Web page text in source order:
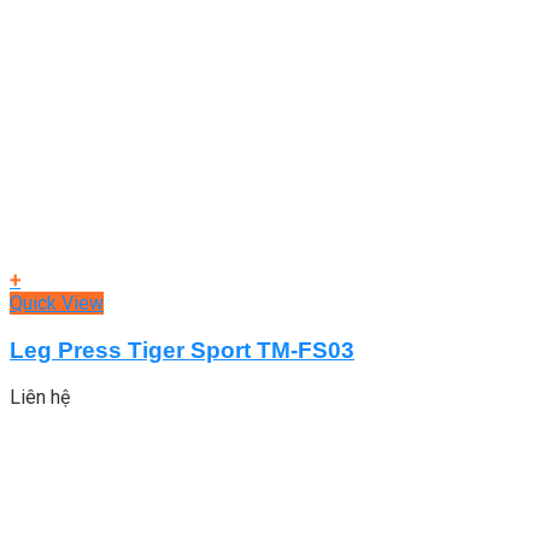
+
Quick View
Leg Press Tiger Sport TM-FS03
Liên hệ